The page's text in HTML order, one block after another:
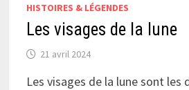
HISTOIRES & LÉGENDES
Les visages de la lune
21 avril 2024
Les visages de la lune sont